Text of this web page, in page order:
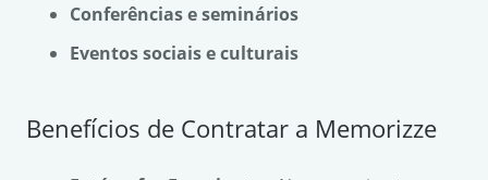
Conferências e seminários
Eventos sociais e culturais
Benefícios de Contratar a Memorizze